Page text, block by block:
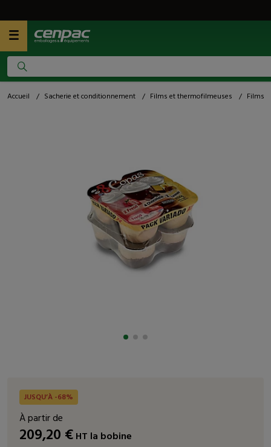
Accueil / Sacherie et conditionnement / Films et thermofilmeuses / Films
JUSQU’À -68%
À partir de
209,20 €HT la bobine